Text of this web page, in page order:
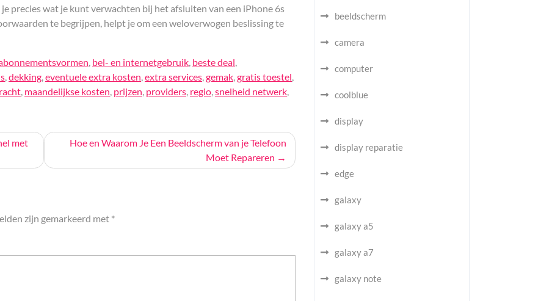
precies wat je kunt verwachten bij het afsluiten van een iPhone 6s
te begrijpen, helpt je om een weloverwogen beslissing te
, bel- en internetgebruik, beste deal,
,dekking,eventuele extra kosten,extra services,gemak,gratis toestel,
, maandelijkse kosten, prijzen, providers, regio,snelheid netwerk,
met
Hoe en Waarom Je Een Beeldscherm van je Telefoon
Moet Repareren
zijn gemarkeerd met *
beeldscherm
camera
computer
coolblue
display
display reparatie
edge
galaxy
galaxy a5
galaxy a7
galaxy note